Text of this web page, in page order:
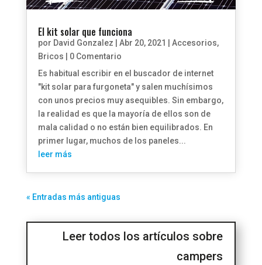
El kit solar que funciona
por David Gonzalez Abr 20, 2021 Accesorios,
Bricos | 0 Comentario
Es habitual escribir en el buscador de internet
"kit solar para furgoneta" y salen muchísimos
con unos precios muy asequibles. Sin embargo,
la realidad es que la mayoría de ellos son de
mala calidad o no están bien equilibrados. En
primer lugar, muchos de los paneles...
leer más
« Entradas más antiguas
Leer todos los artículos sobre
campers